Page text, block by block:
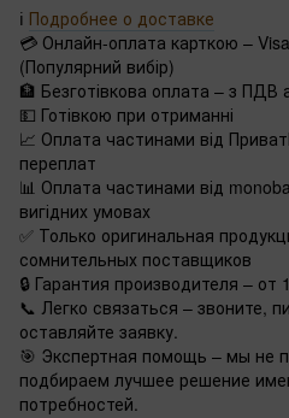
ℹ️ Подробнее о доставке
💳 Онлайн-оплата карткою –
(Популярний вибір)
🏦 Безготівкова оплата – з
💵 Готівкою при отриманні
📈 Оплата частинами від
переплат
📊 Оплата частинами від
вигідних умовах
✅ Только оригинальная
сомнительных поставщиков
🔒 Гарантия производителя –
📞 Легко связаться – звоните,
оставляйте заявку.
🎯 Экспертная помощь – мы не
подбираем лучшее решение
потребностей.